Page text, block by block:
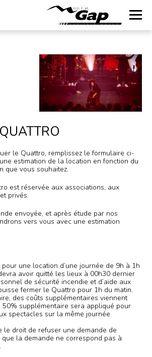
le Quattro, remplissez le formulaire ci-
estimation de la location en fonction du
que vous souhaitez.
est réservée aux associations, aux
privés.
envoyée, et après étude par nos
vers vous avec une estimation
pour une location d’une journée de 9h à 1h
avoir quitté les lieux à 00h30 dernier
de sécurité incendie et d’aide aux
fermer le Quattro pour 1h du matin.
des coûts supplémentaires viennent
50% supplémentaire sera appliqué pour
spectacles sur la même journée.
le droit de refuser une demande de
la demande ne correspond pas à